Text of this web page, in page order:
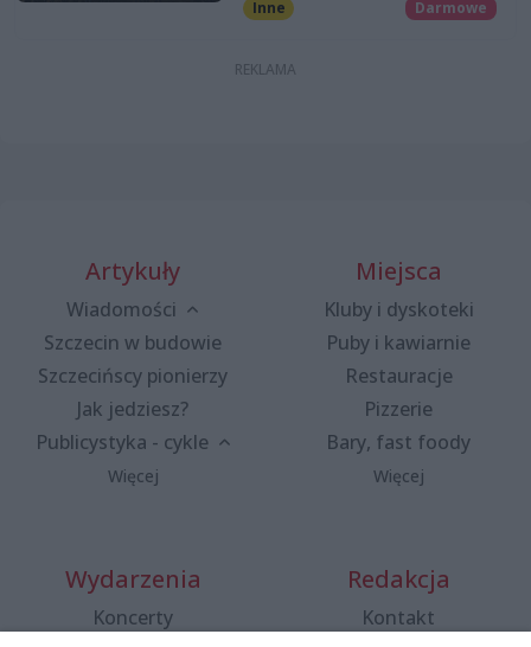
Inne Darmowe
Artykuły
Wiadomości
Szczecin w budowie
Szczecińscy pionierzy
Jak jedziesz?
Publicystyka - cykle
Więcej
Miejsca
Kluby i dyskoteki
Puby i kawiarnie
Restauracje
Pizzerie
Bary, fast foody
Więcej
Wydarzenia
Koncerty
Redakcja
Kontakt